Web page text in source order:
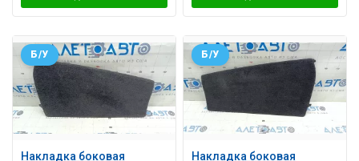
Накладка боковая
Б/У
Накладка боковая
Б/У